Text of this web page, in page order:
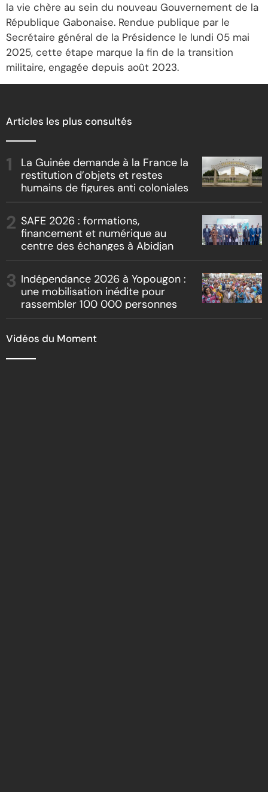
la vie chère au sein du nouveau Gouvernement de la
République Gabonaise. Rendue publique par le
Secrétaire général de la Présidence le lundi 05 mai
2025, cette étape marque la fin de la transition
militaire, engagée depuis août 2023.
Articles les plus consultés
La Guinée demande à la France la
restitution d’objets et restes
humains de figures anti coloniales
SAFE 2026 : formations,
financement et numérique au
centre des échanges à Abidjan
Indépendance 2026 à Yopougon :
une mobilisation inédite pour
rassembler 100 000 personnes
Vidéos du Moment